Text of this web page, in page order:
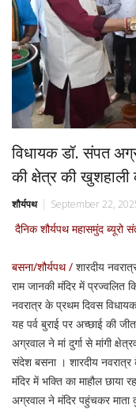
विधायक डॉ. संपत
की क्षेत्र की खुशहाली
शौर्यपथ September 22,
दैनिक शौर्यपथ महासमुंद ब्यूरो
बसना/शौर्यपथ / शारदीय
राम जानकी मंदिर में प्रज्वलित
नवरात्र के प्रथम दिवस
यह पर्व बुराई पर अच्छाई की
अग्रवाल ने मां दुर्गा से मांगी
संदेश बसना । शारदीय
मंदिर में भक्ति का माहौल छाया
अग्रवाल ने मंदिर पहुंचकर माता